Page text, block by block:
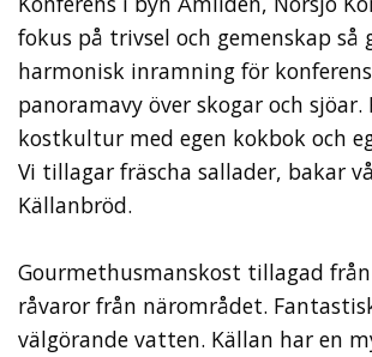
fokus på trivsel och gemenskap så
harmonisk inramning för
panoramavy över skogar och sjöar.
kostkultur med egen kokbok och
Vi tillagar fräscha sallader, bakar
Källanbröd.
Gourmethusmanskost tillagad
råvaror från närområdet.
välgörande vatten. Källan har en